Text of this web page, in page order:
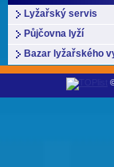
Lyžařský servis
Půjčovna lyží
Bazar lyžařského